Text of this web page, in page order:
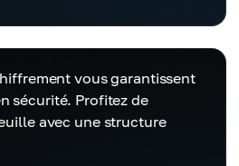
vous garantissent
sécurité. Profitez de
avec une structure